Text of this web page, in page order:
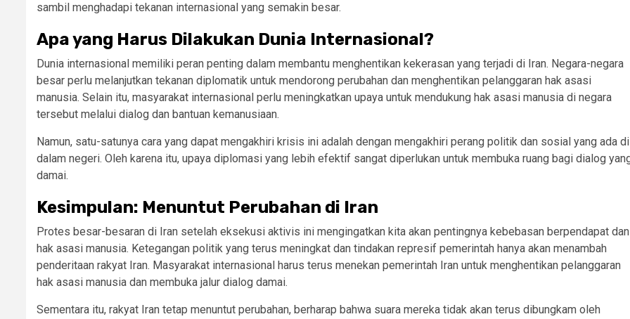
sambil menghadapi tekanan internasional yang semakin besar.
Apa yang Harus Dilakukan Dunia Internasional?
Dunia internasional memiliki peran penting dalam membantu menghentikan kekerasan yang terjadi di Iran. Negara-negara
besar perlu melanjutkan tekanan diplomatik untuk mendorong perubahan dan menghentikan pelanggaran hak asasi
manusia. Selain itu, masyarakat internasional perlu meningkatkan upaya untuk mendukung hak asasi manusia di negara
tersebut melalui dialog dan bantuan kemanusiaan.
Namun, satu-satunya cara yang dapat mengakhiri krisis ini adalah dengan mengakhiri perang politik dan sosial yang ada di
dalam negeri. Oleh karena itu, upaya diplomasi yang lebih efektif sangat diperlukan untuk membuka ruang bagi dialog
damai.
Kesimpulan: Menuntut Perubahan di Iran
Protes besar-besaran di Iran setelah eksekusi aktivis ini mengingatkan kita akan pentingnya kebebasan berpendapat dan
hak asasi manusia. Ketegangan politik yang terus meningkat dan tindakan represif pemerintah hanya akan menambah
penderitaan rakyat Iran. Masyarakat internasional harus terus menekan pemerintah Iran untuk menghentikan pelanggaran
hak asasi manusia dan membuka jalur dialog damai.
Sementara itu, rakyat Iran tetap menuntut perubahan, berharap bahwa suara mereka tidak akan terus dibungkam oleh